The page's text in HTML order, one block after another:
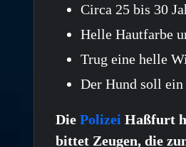
Circa 25 bis 30
Helle Hautfarbe
Trug eine helle
Der Hund soll ein
Die Polizei Haßfurt
bittet Zeugen, die